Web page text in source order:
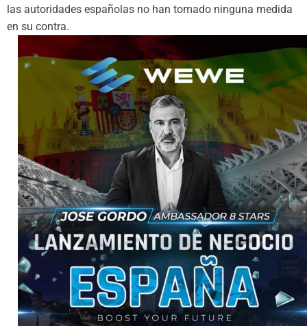
las autoridades españolas no han tomado ninguna medida
en su contra.